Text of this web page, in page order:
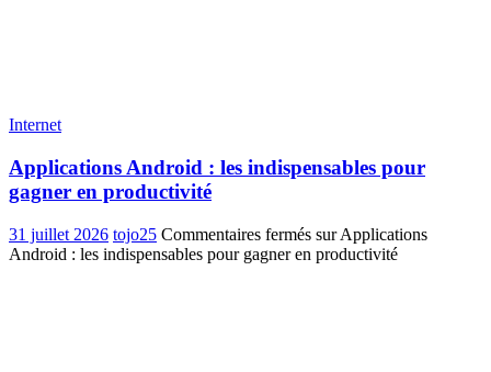
Internet
Applications Android : les indispensables pour
gagner en productivité
31 juillet 2026 tojo25 Commentaires fermés sur Applications
Android : les indispensables pour gagner en productivité